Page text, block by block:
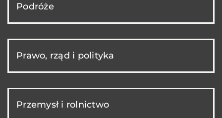
Podróże
Prawo, rząd i polityka
Przemysł i rolnictwo